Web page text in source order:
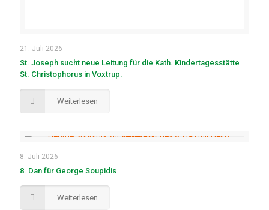
21. Juli 2026
St. Joseph sucht neue Leitung für die Kath. Kindertagesstätte
St. Christophorus in Voxtrup.
Weiterlesen
8. Juli 2026
8. Dan für George Soupidis
Weiterlesen